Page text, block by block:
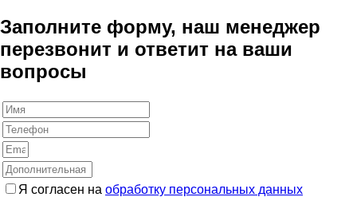
Заполните форму, наш менеджер
перезвонит и ответит на ваши
вопросы
Я согласен на обработку персональных данных